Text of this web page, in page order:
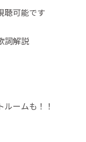
聴可能です
詞解説
ームも！！